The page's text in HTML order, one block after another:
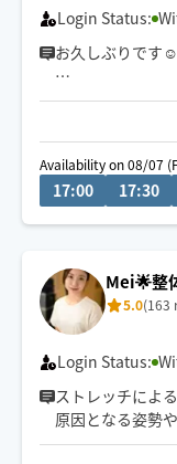
Login Status:
お久しぶりです
自律神経整え＊
ゆったりと全身
が、よく眠れる
Availability on 08/07
17:00 17:30
Mei🌟整
5.0(163
Login Status:
ストレッチによ
原因となる姿勢
過活動になって